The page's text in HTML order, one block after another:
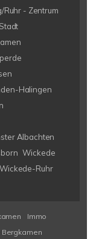
Ruhr - Zentrum
Halingen
Albachten
Wickede
Wickede-Ruhr
Immo